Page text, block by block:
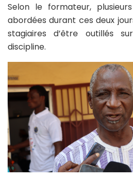
Selon le formateur,
abordées durant ces deux
stagiaires d’être outillés
discipline.